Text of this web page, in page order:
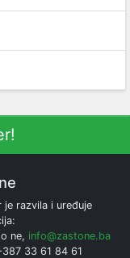
je razvila i uređuje
ne, info@zastone.ba
33 61 84 61